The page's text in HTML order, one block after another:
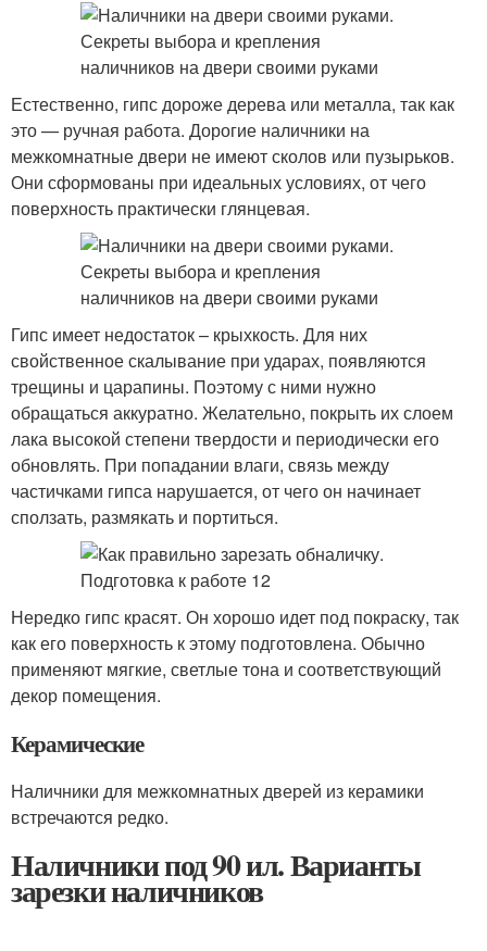
Естественно, гипс дороже дерева или металла, так как
это — ручная работа. Дорогие наличники на
межкомнатные двери не имеют сколов или пузырьков.
Они сформованы при идеальных условиях, от чего
поверхность практически глянцевая.
Гипс имеет недостаток – крыхкость. Для них
свойственное скалывание при ударах, появляются
трещины и царапины. Поэтому с ними нужно
обращаться аккуратно. Желательно, покрыть их слоем
лака высокой степени твердости и периодически его
обновлять. При попадании влаги, связь между
частичками гипса нарушается, от чего он начинает
сползать, размякать и портиться.
Нередко гипс красят. Он хорошо идет под покраску, так
как его поверхность к этому подготовлена. Обычно
применяют мягкие, светлые тона и соответствующий
декор помещения.
Керамические
Наличники для межкомнатных дверей из керамики
встречаются редко.
Наличники под 90 ил. Варианты
зарезки наличников